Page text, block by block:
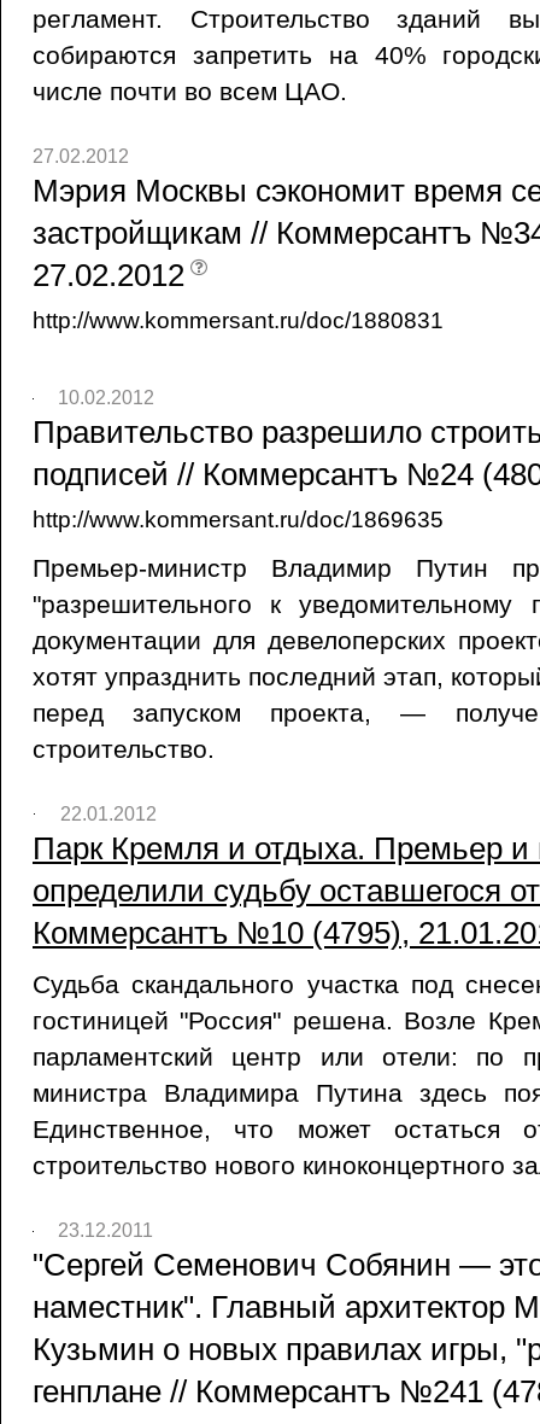
регламент. Строительство
собираются запретить на 40%
числе почти во всем ЦАО.
27.02.2012
Мэрия Москвы сэкономит время
застройщикам // Коммерсантъ
27.02.2012
http://www.kommersant.ru/doc/1880831
10.02.2012
Правительство разрешило
подписей // Коммерсантъ №24
http://www.kommersant.ru/doc/1869635
Премьер-министр Владимир Путин
"разрешительного к уведомительному
документации для девелоперских
хотят упразднить последний этап,
перед запуском проекта, —
строительство.
22.01.2012
Парк Кремля и отдыха. Премьер
определили судьбу оставшегося
Коммерсантъ №10 (4795),
Судьба скандального участка под
гостиницей "Россия" решена. Возле
парламентский центр или отели: по
министра Владимира Путина здесь
Единственное, что может остаться
строительство нового киноконцертного
23.12.2011
"Сергей Семенович Собянин —
наместник". Главный архитектор
Кузьмин о новых правилах игры,
генплане // Коммерсантъ №241